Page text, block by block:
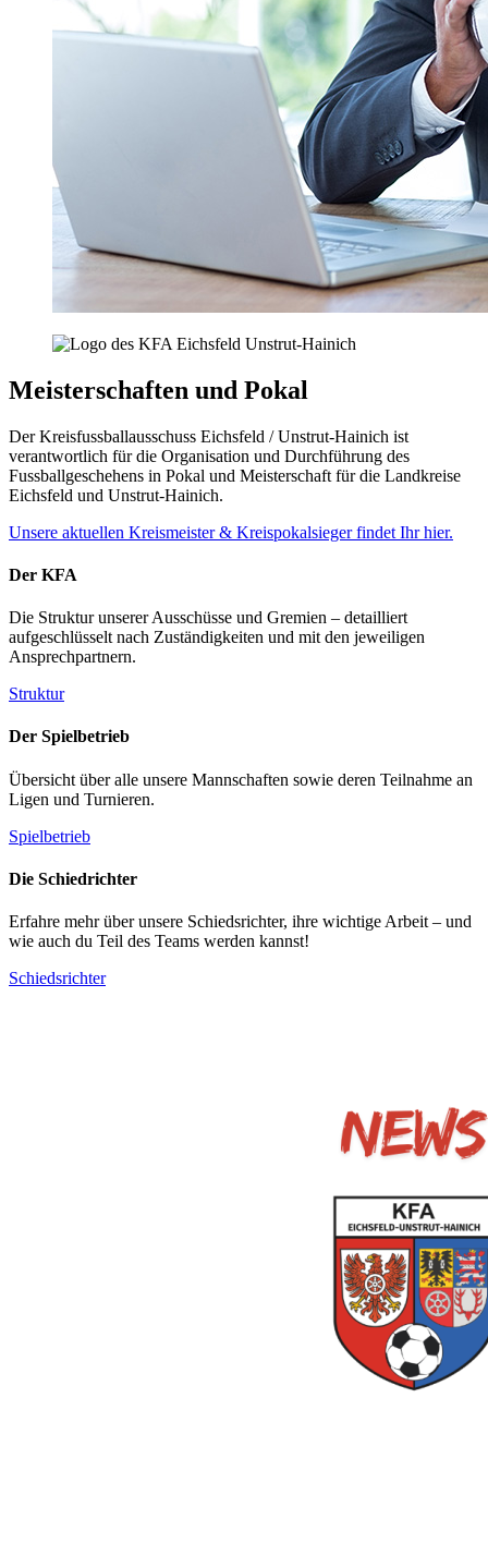
Meisterschaften und Pokal
Der Kreisfussballausschuss Eichsfeld / Unstrut-Hainich ist
verantwortlich für die Organisation und Durchführung des
Fussballgeschehens in Pokal und Meisterschaft für die Landkreise
Eichsfeld und Unstrut-Hainich.
Unsere aktuellen Kreismeister & Kreispokalsieger findet Ihr hier.
Der KFA
Die Struktur unserer Ausschüsse und Gremien – detailliert
aufgeschlüsselt nach Zuständigkeiten und mit den jeweiligen
Ansprechpartnern.
Struktur
Der Spielbetrieb
Übersicht über alle unsere Mannschaften sowie deren Teilnahme an
Ligen und Turnieren.
Spielbetrieb
Die Schiedrichter
Erfahre mehr über unsere Schiedsrichter, ihre wichtige Arbeit – und
wie auch du Teil des Teams werden kannst!
Schiedsrichter